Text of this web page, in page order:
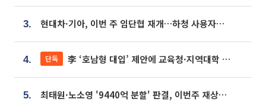
3. 현대차·기아, 이번 주 임단협 재개…하청 사용자성 재심도 ‘변수’
4. 단독 李 ‘호남형 대입’ 제안에 교육청·지역대학 서·논술형 입시 연계 '착수'
5. 최태원·노소영 '9440억 분할' 판결, 이번주 재상고 여부 주목